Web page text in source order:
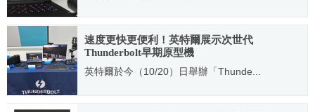
2023.09.12
速度更快更便利！英特爾展示次世代
Thunderbolt早期原型機
英特爾於今（10/20）日舉辦「Thunde...